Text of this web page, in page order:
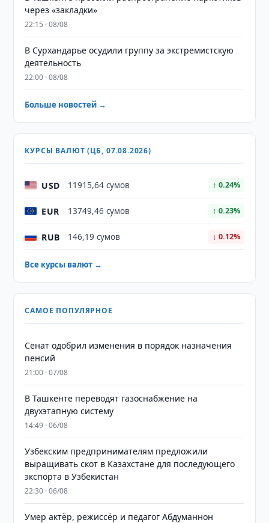
через «закладки»
22:15 · 08/08
В Сурхандарье осудили группу за экстремистскую
деятельность
22:00 · 08/08
Больше новостей →
КУРСЫ ВАЛЮТ (ЦБ, 07.08.2026)
USD 11915,64 сумов ↑ 0.24%
EUR 13749,46 сумов ↑ 0.23%
RUB 146,19 сумов ↓ 0.12%
Все курсы валют →
САМОЕ ПОПУЛЯРНОЕ
Сенат одобрил изменения в порядок назначения
пенсий
21:00 · 07/08
В Ташкенте переводят газоснабжение на
двухэтапную систему
14:49 · 06/08
Узбекским предпринимателям предложили
выращивать скот в Казахстане для последующего
экспорта в Узбекистан
22:30 · 06/08
Умер актёр, режиссёр и педагог Абдуманнон